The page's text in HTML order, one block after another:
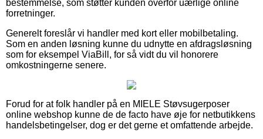
bestemmelse, som støtter kunden overfor uærlige online
forretninger.
Generelt foreslår vi handler med kort eller mobilbetaling.
Som en anden løsning kunne du udnytte en afdragsløsning
som for eksempel ViaBill, for så vidt du vil honorere
omkostningerne senere.
Forud for at folk handler på en MIELE Støvsugerposer
online webshop kunne de de facto have øje for netbutikkens
handelsbetingelser, dog er det gerne et omfattende arbejde.